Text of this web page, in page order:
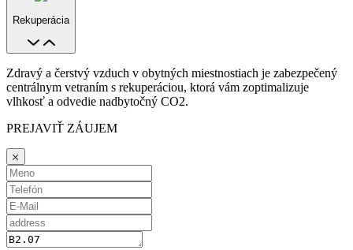
Rekuperácia
Zdravý a čerstvý vzduch v obytných miestnostiach je zabezpečený
centrálnym vetraním s rekuperáciou, ktorá vám zoptimalizuje
vlhkosť a odvedie nadbytočný CO2.
PREJAVIŤ ZÁUJEM